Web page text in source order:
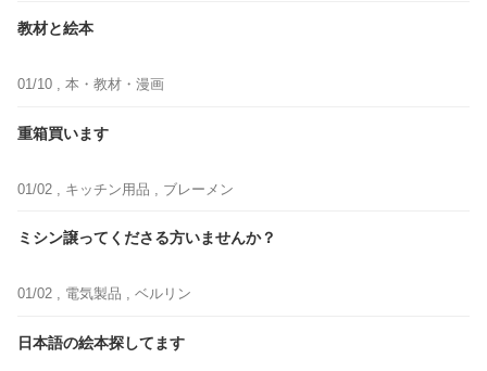
教材と絵本
01/10 , 本・教材・漫画
重箱買います
01/02 , キッチン用品 , ブレーメン
ミシン譲ってくださる方いませんか？
01/02 , 電気製品 , ベルリン
日本語の絵本探してます